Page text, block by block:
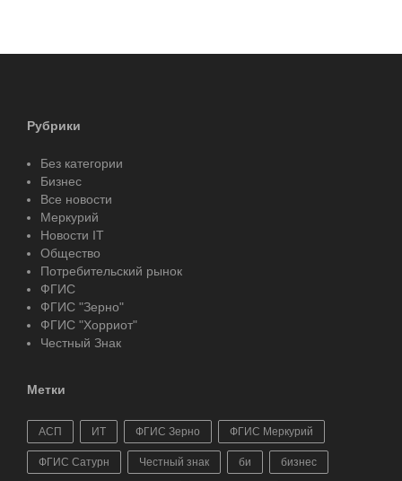
Рубрики
Без категории
Бизнес
Все новости
Меркурий
Новости IT
Общество
Потребительский рынок
ФГИС
ФГИС "Зерно"
ФГИС "Хорриот"
Честный Знак
Метки
АСП ИТ ФГИС Зерно ФГИС Меркурий
ФГИС Сатурн Честный знак би бизнес